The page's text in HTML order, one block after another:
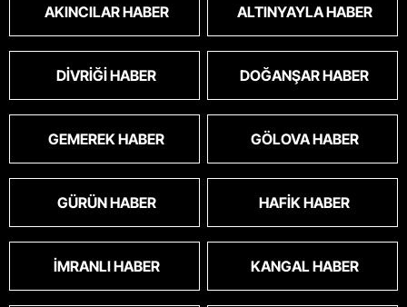
AKINCILAR HABER ALTINYAYLA HABER
DIVRIĞI HABER DOĞANŞAR HABER
GEMEREK HABER GÖLOVA HABER
GÜRÜN HABER HAFIK HABER
İMRANLI HABER KANGAL HABER